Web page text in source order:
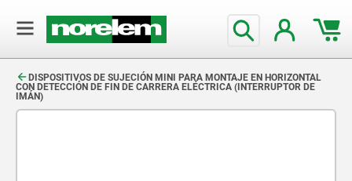
DISPOSITIVOS DE SUJECIÓN MINI PARA MONTAJE EN HORIZONTAL
CON DETECCIÓN DE FIN DE CARRERA ELÉCTRICA (INTERRUPTOR DE
IMÁN)